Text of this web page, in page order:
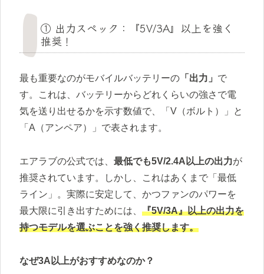
① 出力スペック：『5V/3A』以上を強く
推奨！
最も重要なのがモバイルバッテリーの 「出力」 で
す。これは、バッテリーからどれくらいの強さで電
気を送り出せるかを示す数値で、「V（ボルト）」と
「A（アンペア）」で表されます。
エアラブの公式では、 最低でも5V/2.4A以上の出力が
推奨されています。しかし、これはあくまで「最低
ライン」。実際に安定して、かつファンのパワーを
最大限に引き出すためには、 『5V/3A』以上の出力を
持つモデルを選ぶことを強く推奨します。
なぜ3A以上がおすすめなのか？